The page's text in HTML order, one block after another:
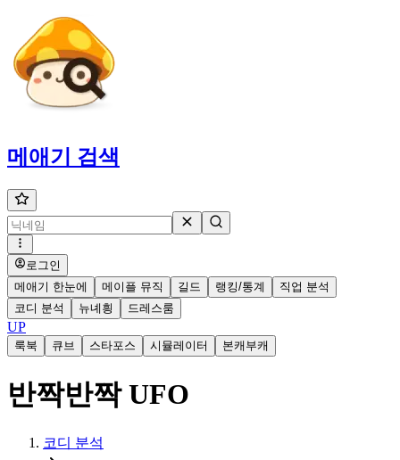
메애기 검색
로그인
메애기 한눈에
메이플 뮤직 길드 랭킹/통계
직업 분석
코디 분석
뉴녜힁 드레스룸
UP
룩북 큐브 스타포스 시뮬레이터 본캐부캐
반짝반짝 UFO
코디 분석